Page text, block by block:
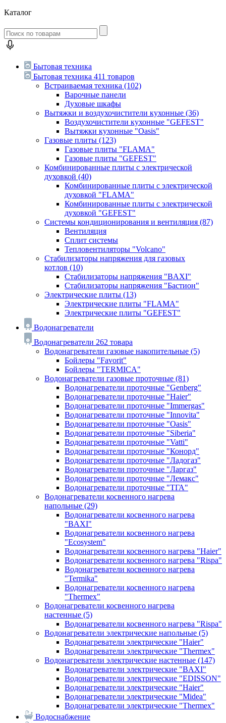
Каталог
Бытовая техника
Бытовая техника 411 товаров
Встраиваемая техника (102)
Варочные панели
Духовые шкафы
Вытяжки и воздухочистители кухонные (36)
Воздухочистители кухонные "GEFEST"
Вытяжки кухонные "Oasis"
Газовые плиты (123)
Газовые плиты "FLAMA"
Газовые плиты "GEFEST"
Комбинированные плиты с электрической
духовкой (40)
Комбинированные плиты с электрической
духовкой "FLAMA"
Комбинированные плиты с электрической
духовкой "GEFEST"
Системы кондиционирования и вентиляция (87)
Вентиляция
Сплит системы
Тепловентиляторы "Volcano"
Стабилизаторы напряжения для газовых
котлов (10)
Стабилизаторы напряжения "BAXI"
Стабилизаторы напряжения "Бастион"
Электрические плиты (13)
Электрические плиты "FLAMA"
Электрические плиты "GEFEST"
Водонагреватели
Водонагреватели 262 товара
Водонагреватели газовые накопительные (5)
Бойлеры "Favorit"
Бойлеры "TERMICA"
Водонагреватели газовые проточные (81)
Водонагреватели проточные "Genberg"
Водонагреватели проточные "Haier"
Водонагреватели проточные "Immergas"
Водонагреватели проточные "Innovita"
Водонагреватели проточные "Oasis"
Водонагреватели проточные "Siberia"
Водонагреватели проточные "Vatti"
Водонагреватели проточные "Конорд"
Водонагреватели проточные "Ладогаз"
Водонагреватели проточные "Ларгаз"
Водонагреватели проточные "Лемакс"
Водонагреватели проточные "ТГА"
Водонагреватели косвенного нагрева
напольные (29)
Водонагреватели косвенного нагрева
"BAXI"
Водонагреватели косвенного нагрева
"Ecosystem"
Водонагреватели косвенного нагрева "Haier"
Водонагреватели косвенного нагрева "Rispa"
Водонагреватели косвенного нагрева
"Termika"
Водонагреватели косвенного нагрева
"Thermex"
Водонагреватели косвенного нагрева
настенные (5)
Водонагреватели косвенного нагрева "Rispa"
Водонагреватели электрические напольные (5)
Водонагреватели электрические "Haier"
Водонагреватели электрические "Thermex"
Водонагреватели электрические настенные (147)
Водонагреватели электрические "BAXI"
Водонагреватели электрические "EDISSON"
Водонагреватели электрические "Haier"
Водонагреватели электрические "Midea"
Водонагреватели электрические "Thermex"
Водоснабжение